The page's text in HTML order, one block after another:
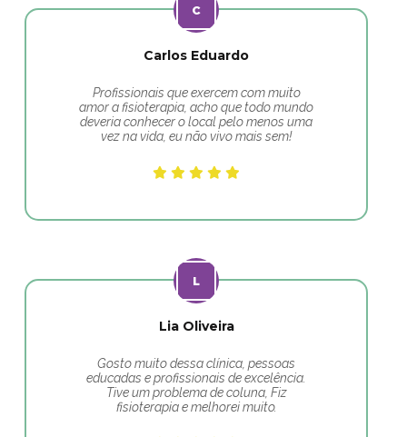
Carlos Eduardo
Profissionais que exercem com muito
amor a fisioterapia, acho que todo mundo
deveria conhecer o local pelo menos uma
vez na vida, eu não vivo mais sem!
Lia Oliveira
Gosto muito dessa clínica, pessoas
educadas e profissionais de excelência.
Tive um problema de coluna, Fiz
fisioterapia e melhorei muito.